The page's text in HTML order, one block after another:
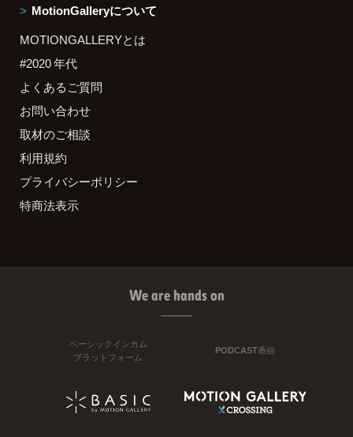
MotionGalleryについて
MOTIONGALLERYとは
#2020 年代
よくあるご質問
お問い合わせ
取材のご相談
利用規約
プライバシーポリシー
特商法表示
We are hands on
ベーシックインカム
プラットフォーム
PODCAST番組